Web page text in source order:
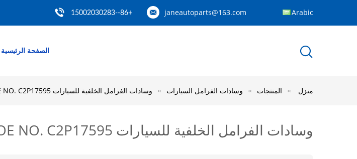
janeautoparts@163.com
+86--15002030283 Arabic
الصفحة الرئيسية
منزل المنتجات وسادات الفرامل السيارات وسادات الفرامل الخلفية للسيارات OE NO. C2P17595 لجاكوار XF / قطع غيار السيارات
وسادات الفرامل الخلفية للسيارات OE NO. C2P17595 لجاكوار XF / قطع غيار السيارات